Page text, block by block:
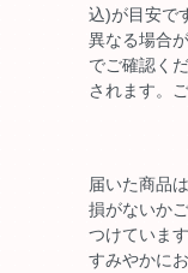
込)が目安で
異なる場合
でご確認く
されます。
届いた商品
損がないか
つけていま
すみやかに